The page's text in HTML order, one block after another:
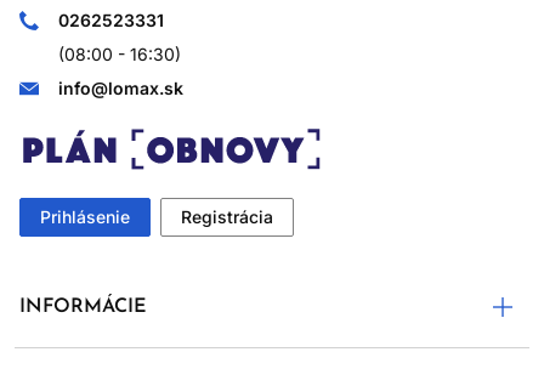
0262523331
(08:00 - 16:30)
info@lomax.sk
Prihlásenie Registrácia
INFORMÁCIE